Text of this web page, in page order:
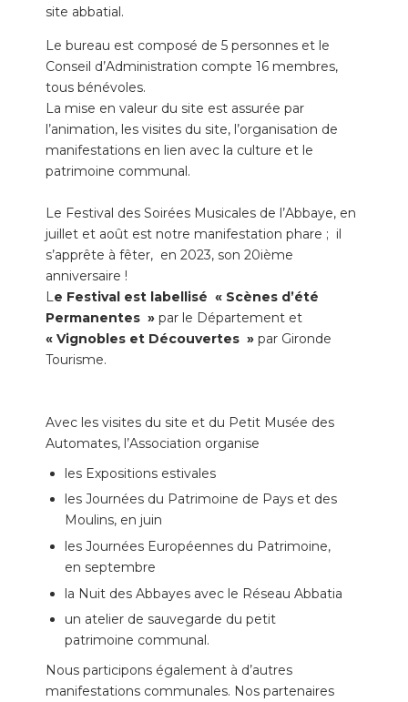
site abbatial.
Le bureau est composé de 5 personnes et le
Conseil d’Administration compte 16 membres,
tous bénévoles.
La mise en valeur du site est assurée par
l’animation, les visites du site, l’organisation de
manifestations en lien avec la culture et le
patrimoine communal.
Le Festival des Soirées Musicales de l’Abbaye, en
juillet et août est notre manifestation phare ; il
s’apprête à fêter, en 2023, son 20ième
anniversaire !
Le Festival est labellisé « Scènes d’été
Permanentes » par le Département et
« Vignobles et Découvertes » par Gironde
Tourisme.
Avec les visites du site et du Petit Musée des
Automates, l’Association organise
les Expositions estivales
les Journées du Patrimoine de Pays et des
Moulins, en juin
les Journées Européennes du Patrimoine,
en septembre
la Nuit des Abbayes avec le Réseau Abbatia
un atelier de sauvegarde du petit
patrimoine communal.
Nous participons également à d’autres
manifestations communales. Nos partenaires